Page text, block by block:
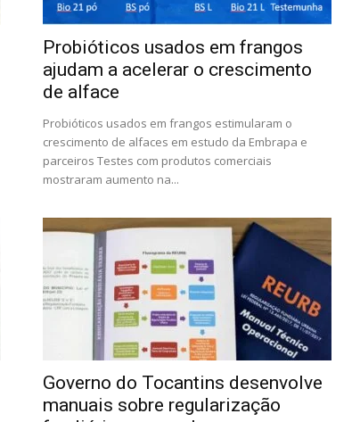
Probióticos usados em frangos
ajudam a acelerar o crescimento
de alface
Probióticos usados em frangos estimularam o
crescimento de alfaces em estudo da Embrapa e
parceiros Testes com produtos comerciais
mostraram aumento na...
Governo do Tocantins desenvolve
manuais sobre regularização